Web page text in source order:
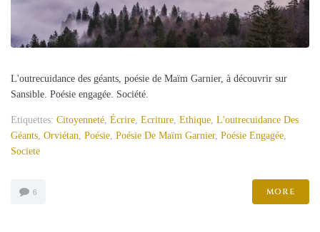
L'outrecuidance des géants, poésie de Maïm Garnier, à découvrir sur
Sansible. Poésie engagée. Société.
Etiquettes: Citoyenneté Écrire Ecriture Ethique L'outrecuidance Des
Géants Orviétan Poésie Poésie De Maïm Garnier, Poésie Engagée
Societe
6 MORE